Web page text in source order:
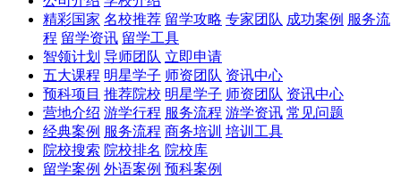
精彩国家 名校推荐 留学攻略 专家团队 成功案例 服务流
程 留学资讯 留学工具
智领计划 导师团队 立即申请
五大课程 明星学子 师资团队 资讯中心
预科项目 推荐院校 明星学子 师资团队 资讯中心
营地介绍 游学行程 服务流程 游学资讯 常见问题
经典案例 服务流程 商务培训 培训工具
院校搜索 院校排名 院校库
留学案例 外语案例 预科案例